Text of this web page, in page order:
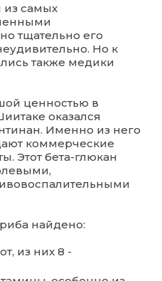
из самых
тщательно его
Но к
также медики
ценностью в
оказался
Именно из него
коммерческие
Этот бета-глюкан
найдено:
из них 8 -